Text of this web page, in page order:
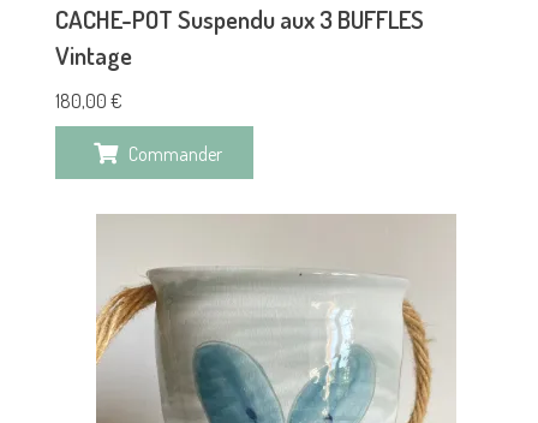
CACHE-POT Suspendu aux 3 BUFFLES
Vintage
180,00 €
Commander